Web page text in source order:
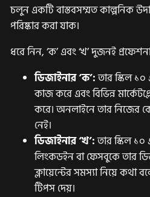
চলুন একটি বাস্তবসম্মত কাল্পনিক
পরিষ্কার করা যাক।
ধরে নিন, ‘ক’ এবং ‘খ’ দুজনই
ডিজাইনার ‘ক’:তার স্কিল ১০
কাজ করে এবং বিভিন্ন
করে। অনলাইনে তার নিজের
নেই।
ডিজাইনার ‘খ’:তার স্কিল ১০
লিংকডইন বা ফেসবুকে তার
ক্লায়েন্টের সমস্যা নিয়ে কথা
টিপস দেয়।